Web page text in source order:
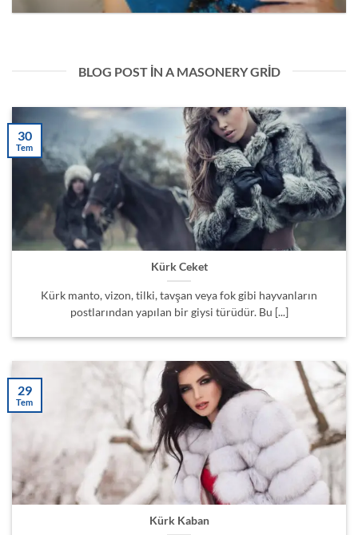
BLOG POST IN A MASONERY GRID
Kürk Ceket
Kürk manto, vizon, tilki, tavşan veya fok gibi hayvanların
postlarından yapılan bir giysi türüdür. Bu [...]
30
Tem
Kürk Kaban
29
Tem